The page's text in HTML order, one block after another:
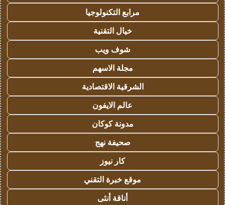
مرابع التكنولوجيا
خيال التقنية
شوف ويب
مجلة الاسهم
الشرقية الاقتصادية
عالم الايفون
مدونة كوكان
صحيفة نهج
كار نيوز
موقع خبرة التقني
أناقة أنثى